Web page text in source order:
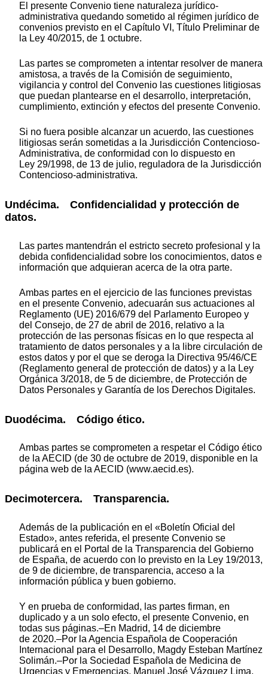
El presente Convenio tiene naturaleza jurídico-
administrativa quedando sometido al régimen jurídico de
convenios previsto en el Capítulo VI, Título Preliminar de
la Ley 40/2015, de 1 octubre.
Las partes se comprometen a intentar resolver de manera
amistosa, a través de la Comisión de seguimiento,
vigilancia y control del Convenio las cuestiones litigiosas
que puedan plantearse en el desarrollo, interpretación,
cumplimiento, extinción y efectos del presente Convenio.
Si no fuera posible alcanzar un acuerdo, las cuestiones
litigiosas serán sometidas a la Jurisdicción Contencioso-
Administrativa, de conformidad con lo dispuesto en
Ley 29/1998, de 13 de julio, reguladora de la Jurisdicción
Contencioso-administrativa.
Undécima. Confidencialidad y protección de
datos.
Las partes mantendrán el estricto secreto profesional y la
debida confidencialidad sobre los conocimientos, datos e
información que adquieran acerca de la otra parte.
Ambas partes en el ejercicio de las funciones previstas
en el presente Convenio, adecuarán sus actuaciones al
Reglamento (UE) 2016/679 del Parlamento Europeo y
del Consejo, de 27 de abril de 2016, relativo a la
protección de las personas físicas en lo que respecta al
tratamiento de datos personales y a la libre circulación de
estos datos y por el que se deroga la Directiva 95/46/CE
(Reglamento general de protección de datos) y a la Ley
Orgánica 3/2018, de 5 de diciembre, de Protección de
Datos Personales y Garantía de los Derechos Digitales.
Duodécima. Código ético.
Ambas partes se comprometen a respetar el Código ético
de la AECID (de 30 de octubre de 2019, disponible en la
página web de la AECID (www.aecid.es).
Decimotercera. Transparencia.
Además de la publicación en el «Boletín Oficial del
Estado», antes referida, el presente Convenio se
publicará en el Portal de la Transparencia del Gobierno
de España, de acuerdo con lo previsto en la Ley 19/2013,
de 9 de diciembre, de transparencia, acceso a la
información pública y buen gobierno.
Y en prueba de conformidad, las partes firman, en
duplicado y a un solo efecto, el presente Convenio, en
todas sus páginas.–En Madrid, 14 de diciembre
de 2020.–Por la Agencia Española de Cooperación
Internacional para el Desarrollo, Magdy Esteban Martínez
Solimán.–Por la Sociedad Española de Medicina de
Urgencias y Emergencias, Manuel José Vázquez Lima.